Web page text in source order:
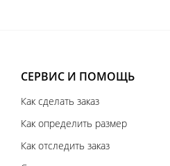
СЕРВИС И ПОМОЩЬ
Как сделать заказ
Как определить размер
Как отследить заказ